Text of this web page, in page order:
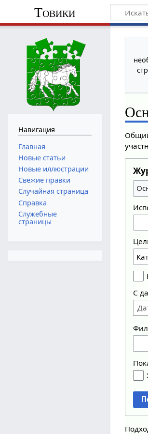
Товики
С
Навигация
Главная
Новые статьи
Новые иллюстрации
Свежие правки
Случайная страница
Справка
Служебные
страницы